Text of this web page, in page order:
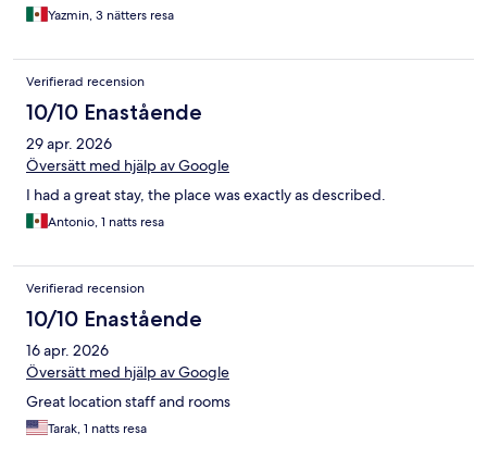
Yazmin, 3 nätters resa
Verifierad recension
10/10 Enastående
29 apr. 2026
Översätt med hjälp av Google
I had a great stay, the place was exactly as described.
Antonio, 1 natts resa
Verifierad recension
10/10 Enastående
16 apr. 2026
Översätt med hjälp av Google
Great location staff and rooms
Tarak, 1 natts resa